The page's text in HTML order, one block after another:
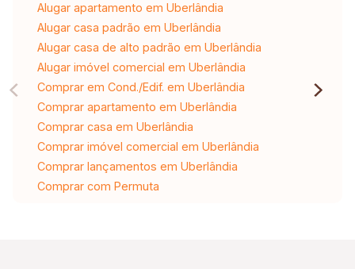
Alugar apartamento em Uberlândia
Alugar casa padrão em Uberlândia
Alugar casa de alto padrão em Uberlândia
Alugar imóvel comercial em Uberlândia
Comprar em Cond./Edif. em Uberlândia
Comprar apartamento em Uberlândia
Comprar casa em Uberlândia
Comprar imóvel comercial em Uberlândia
Comprar lançamentos em Uberlândia
Comprar com Permuta